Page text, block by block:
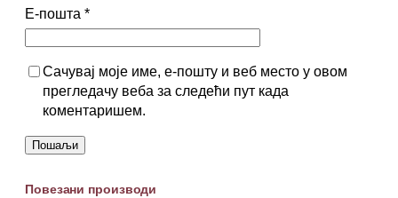
Е-пошта *
Сачувај моје име, е-пошту и веб место у овом
прегледачу веба за следећи пут када
коментаришем.
Повезани производи